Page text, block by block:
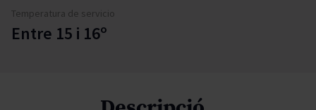
Temperatura de servicio
Entre 15 i 16º